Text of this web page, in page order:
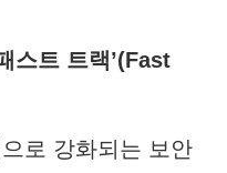
스트 트랙’(Fast
로 강화되는 보안